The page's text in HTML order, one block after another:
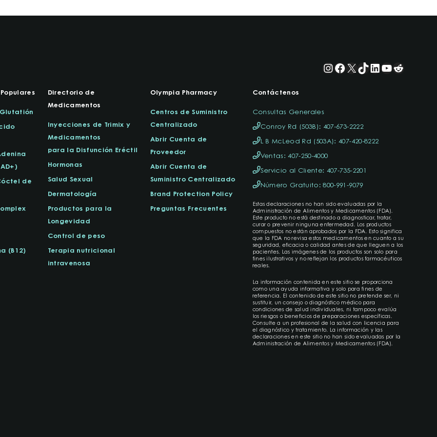
Instagram
Facebook
X TikTok
LinkedIn
YouTube
Reddit
de
(B12)
Directorio de
Medicamentos
Inyecciones de Trimix y
Medicamentos
para la Disfunción Eréctil
Hormonas
Salud Sexual
Dermatología
Productos para la
Longevidad
Control de peso
Terapia nutricional
intravenosa
Olympia Pharmacy
Centros de Suministro
Centralizado
Abrir Cuenta de
Proveedor
Abrir Cuenta de
Suministro Centralizado
Brand Protection Policy
Preguntas Frecuentes
Contáctenos
Consultas Generales
Conroy Rd (503B): 407-673-2222
L B McLeod Rd (503A): 407-420-8222
Ventas: 407-250-4000
Servicio al Cliente: 407-735-2201
Número Gratuito: 800-991-9079
Estas declaraciones no han sido evaluadas por la
Administración de Alimentos y Medicamentos (FDA).
Este producto no está destinado a diagnosticar, tratar,
curar o prevenir ninguna enfermedad. Los productos
compuestos no están aprobados por la FDA. Esto significa
que la FDA no revisa estos medicamentos en cuanto a su
seguridad, eficacia o calidad antes de que lleguen a los
pacientes. Las imágenes de los productos son solo para
fines ilustrativos y no reflejan los productos farmacéuticos
reales.
La información contenida en este sitio se proporciona
como una ayuda informativa y solo para fines de
referencia. El contenido de este sitio no pretende ser, ni
sustituir, un consejo o diagnóstico médico para
condiciones de salud individuales, ni tampoco evalúa
los riesgos o beneficios de preparaciones específicas.
Consulte a un profesional de la salud con licencia para
el diagnóstico y tratamiento. La información y las
declaraciones en este sitio no han sido evaluadas por la
Administración de Alimentos y Medicamentos (FDA).